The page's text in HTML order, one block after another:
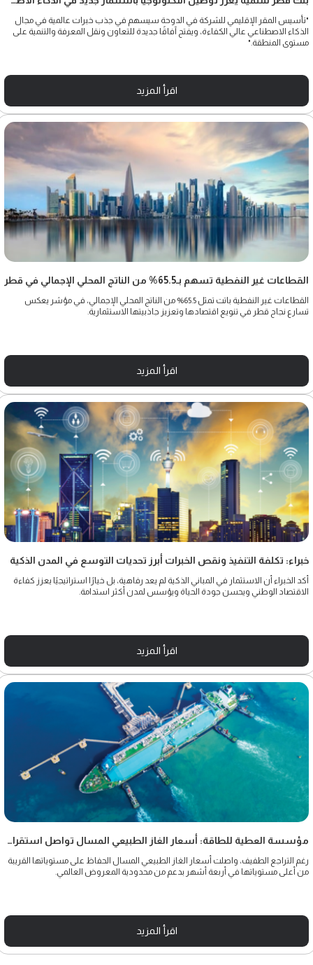
"تأسيس المقر الإقليمي للشركة في الدوحة سيسهم في جذب خبرات عالمية في مجال
الذكاء الاصطناعي عالي الكفاءة، ويفتح آفاقًا جديدة للتعاون ونقل المعرفة والتنمية على
مستوى المنطقة."
اقرأ المزيد
القطاعات غير النفطية تسهم بـ65.5% من الناتج المحلي الإجمالي في قطر
القطاعات غير النفطية باتت تمثل 65.5% من الناتج المحلي الإجمالي، في مؤشر يعكس
تسارع نجاح قطر في تنويع اقتصادها وتعزيز جاذبيتها الاستثمارية.
اقرأ المزيد
خبراء: تكلفة التنفيذ ونقص الخبرات أبرز تحديات التوسع في المدن الذكية
أكد الخبراء أن الاستثمار في المباني الذكية لم يعد رفاهية، بل خيارًا استراتيجيًا يعزز كفاءة
الاقتصاد الوطني ويحسن جودة الحياة ويؤسس لمدن أكثر استدامة.
اقرأ المزيد
مؤسسة العطية للطاقة: أسعار الغاز الطبيعي المسال تواصل استقرارها قرب أعلى مستوياتها
رغم التراجع الطفيف، واصلت أسعار الغاز الطبيعي المسال الحفاظ على مستوياتها القريبة
من أعلى مستوياتها في أربعة أشهر بدعم من محدودية المعروض العالمي.
اقرأ المزيد